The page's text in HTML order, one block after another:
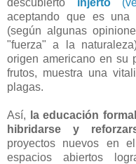
aceptando que es una
(según algunas
"fuerza" a la
origen americano en su
frutos, muestra una
plagas.
Así,
la educación
hibridarse y
proyectos nuevos en
espacios abiertos